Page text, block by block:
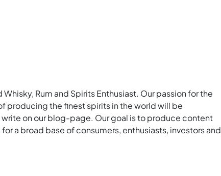
Rum and Spirits Enthusiast. Our passion for the
producing the finest spirits in the world will be
on our blog-page. Our goal is to produce content
a broad base of consumers, enthusiasts, investors and